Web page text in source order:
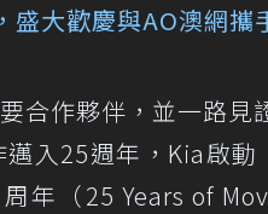
大歡慶與AO澳網攜
合作夥伴，並一路見
入25週年，Kia啟
年（25 Years of